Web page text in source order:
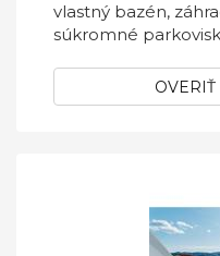
vlastný bazén,
súkromné